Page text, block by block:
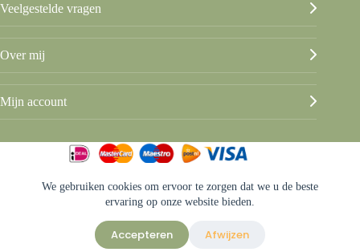
We gebruiken cookies om ervoor te zorgen dat we u de beste
ervaring op onze website bieden.
Accepteren Afwijzen
Veelgestelde vragen
Over mij
Mijn account
© Beleef het Us
Privacy & disclaimer
Sitemap